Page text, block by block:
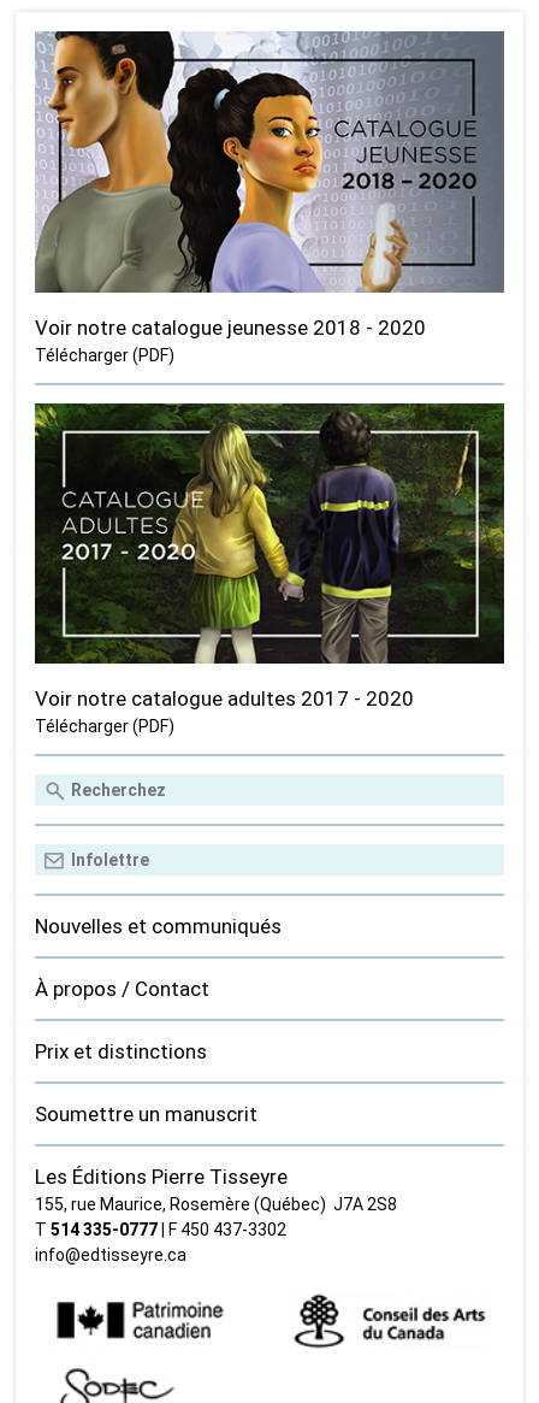
Voir notre catalogue jeunesse 2018 - 2020
Télécharger (PDF)
Voir notre catalogue adultes 2017 - 2020
Télécharger (PDF)
Nouvelles et communiqués
À propos / Contact
Prix et distinctions
Soumettre un manuscrit
Les Éditions Pierre Tisseyre
155, rue Maurice, Rosemère (Québec) J7A 2S8
T514 335‑0777 | F 450 437‑3302
info@edtisseyre.ca